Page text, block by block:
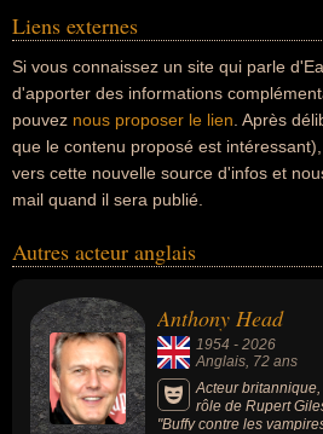
Liens externes
Si vous connaissez un site qui parle
d'apporter des informations
pouvez nous proposer le lien . Après
que le contenu proposé est
vers cette nouvelle source d'infos et
mail quand il sera publié.
Autres acteur anglais
Anthony Head
1954 - 2026
Anglais, 72 ans
Acteur
rôle de Rupert
"Buffy contre les